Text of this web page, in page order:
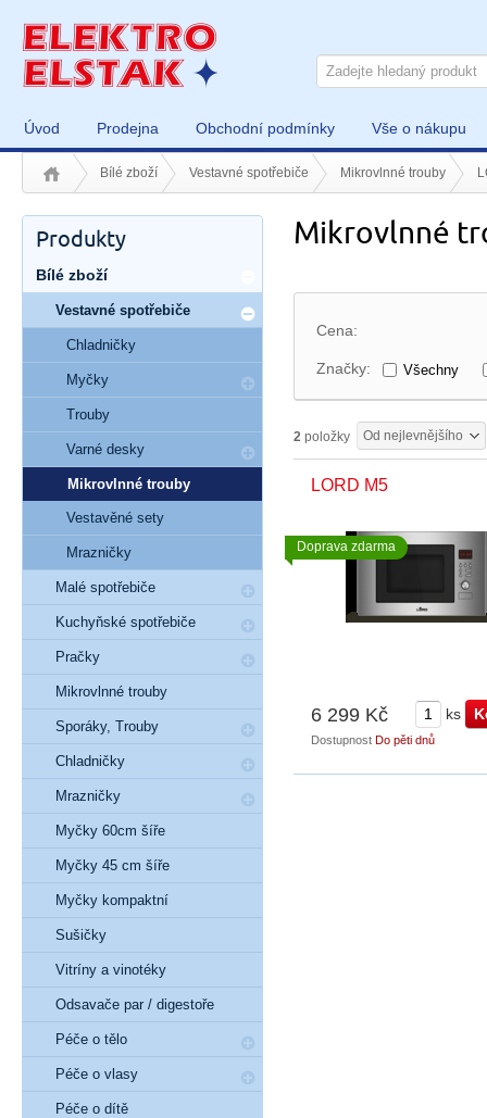
Úvod Prodejna Obchodní podmínky Vše o nákupu
Bílé zboží Vestavné spotřebiče Mikrovlnné trouby
Mikrovlnné
Cena:
Značky: Všechny
2 položky Od nejlevnějšího
LORD M5
6 299 Kč ks
Dostupnost Do pěti dnů
Doprava zdarma
Produkty
Bílé zboží
Vestavné spotřebiče
Chladničky
Myčky
Trouby
Varné desky
Mikrovlnné trouby
Vestavěné sety
Mrazničky
Malé spotřebiče
Kuchyňské spotřebiče
Pračky
Mikrovlnné trouby
Sporáky, Trouby
Chladničky
Mrazničky
Myčky 60cm šíře
Myčky 45 cm šíře
Myčky kompaktní
Sušičky
Vitríny a vinotéky
Odsavače par / digestoře
Péče o tělo
Péče o vlasy
Péče o dítě